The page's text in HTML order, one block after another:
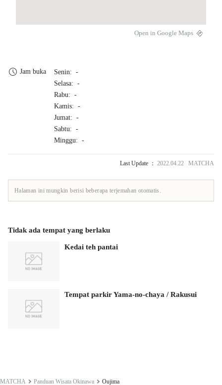
Open in Google Maps
Jam buka
Senin: -
Selasa: -
Rabu: -
Kamis: -
Jumat: -
Sabtu: -
Minggu: -
Last Update ： 2022.04.22 MATCHA
Halaman ini mungkin berisi beberapa terjemahan otomatis.
Tidak ada tempat yang berlaku
Kedai teh pantai
Tempat parkir Yama-no-chaya / Rakusui
MATCHA Panduan Wisata Okinawa Oujima